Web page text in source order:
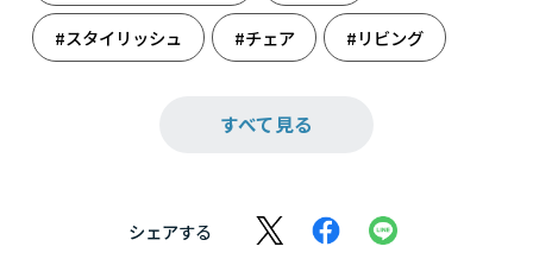
#スタイリッシュ #チェア #リビング
すべて見る
シェアする